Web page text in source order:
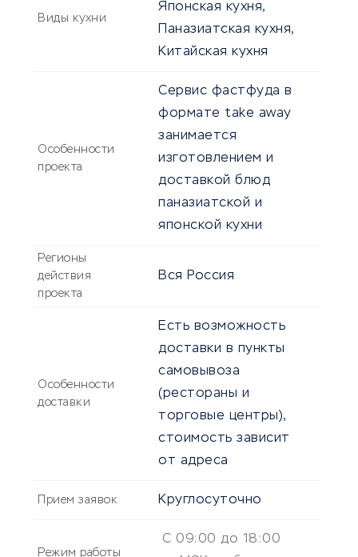
Виды кухни
Японская кухня,
Паназиатская кухня,
Китайская кухня
Особенности
проекта
Сервис фастфуда в
формате take away
занимается
изготовлением и
доставкой блюд
паназиатской и
японской кухни
Регионы
действия
проекта
Вся Россия
Особенности
доставки
Есть возможность
доставки в пункты
самовывоза
(рестораны и
торговые центры),
стоимость зависит
от адреса
Прием заявок Круглосуточно
Режим работы
С 09:00 до 18:00